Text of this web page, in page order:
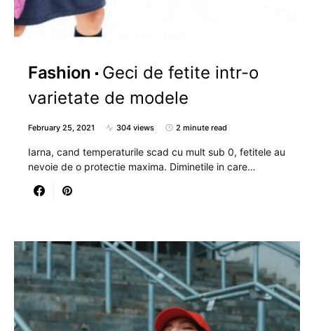
Fashion
Geci de fetite intr-o
varietate de modele
February 25, 2021 304 views 2 minute read
Iarna, cand temperaturile scad cu mult sub 0, fetitele au
nevoie de o protectie maxima. Diminetile in care…